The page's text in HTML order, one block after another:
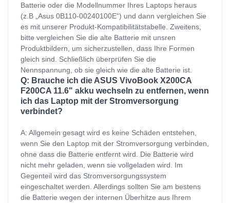
Batterie oder die Modellnummer Ihres Laptops heraus
(z.B „Asus 0B110-00240100E“) und dann vergleichen Sie
es mit unserer Produkt-Kompatibilitätstabelle. Zweitens,
bitte vergleichen Sie die alte Batterie mit unsren
Produktbildern, um sicherzustellen, dass Ihre Formen
gleich sind. Schließlich überprüfen Sie die
Nennspannung, ob sie gleich wie die alte Batterie ist.
Q: Brauche ich die ASUS VivoBook X200CA
F200CA 11.6" akku wechseln zu entfernen, wenn
ich das Laptop mit der Stromversorgung
verbindet?
A: Allgemein gesagt wird es keine Schäden entstehen,
wenn Sie den Laptop mit der Stromversorgung verbinden,
ohne dass die Batterie entfernt wird. Die Batterie wird
nicht mehr geladen, wenn sie vollgeladen wird. Im
Gegenteil wird das Stromversorgungssystem
eingeschaltet werden. Allerdings sollten Sie am bestens
die Batterie wegen der internen Überhitze aus Ihrem